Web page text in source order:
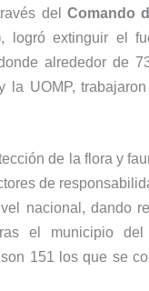
del Comando
, logró extinguir el
alrededor de
la UOMP,
de la flora y
de
nacional, dando
el municipio del
151 los que se